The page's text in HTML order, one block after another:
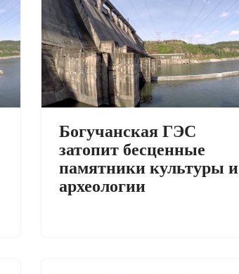
Богучанская ГЭС
затопит бесценные
памятники культуры и
археологии